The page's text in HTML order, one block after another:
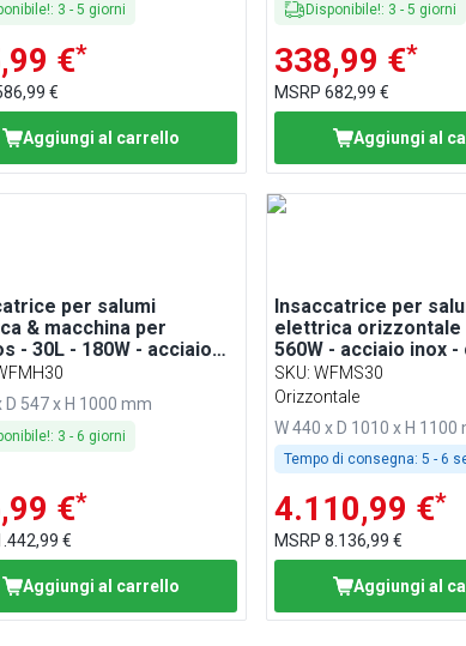
: 3 - 5 giorni
€*
€
Aggiungi al carrello
Disponibile!: 3 -5 giorni
338,99 €*
MSRP682,99 €
Aggiungi al
per salumi
& macchina per
- 30L - 180W - acciaio
comando a pedale & 4
& 3 inserti
D 547 x H 1000 mm
: 3 - 6 giorni
€*
€
Aggiungi al carrello
Insaccatrice per
elettrica orizzontale
560W - acciaio inox -
comando a pedale &
insaccatori
SKU:WFMS30
Orizzontale
W 440 x D 1010 x H 1100
Tempo di consegna: 5 - 6
4.110,99 €*
MSRP8.136,99 €
Aggiungi al